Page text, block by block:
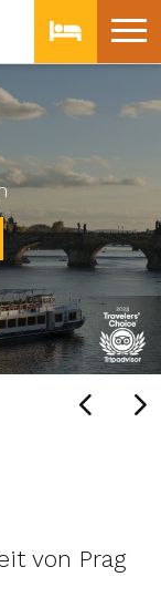
von Prag